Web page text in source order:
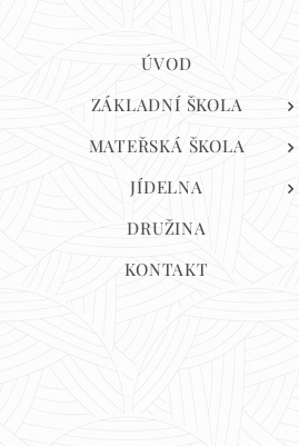
ÚVOD
ZÁKLADNÍ ŠKOLA
MATEŘSKÁ ŠKOLA
JÍDELNA
DRUŽINA
KONTAKT